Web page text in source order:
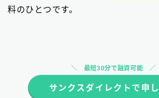
料のひとつです。
最短30分で融資可能
サンクスダイレクトで申